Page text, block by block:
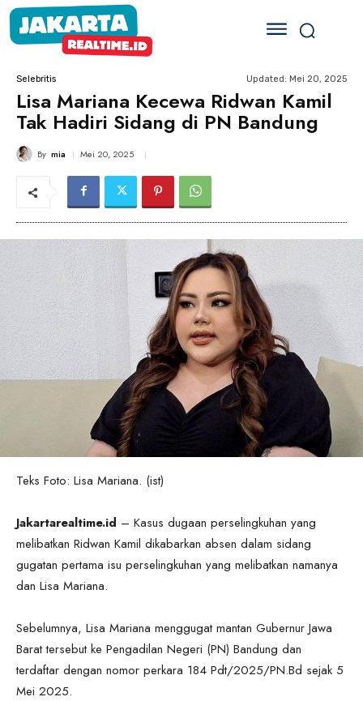
Selebritis Updated: Mei 20, 2025
Lisa Mariana Kecewa Ridwan Kamil
Tak Hadiri Sidang di PN Bandung
By mia Mei 20, 2025
Teks Foto: Lisa Mariana. (ist)
Jakartarealtime.id – Kasus dugaan perselingkuhan yang
melibatkan Ridwan Kamil dikabarkan absen dalam sidang
gugatan pertama isu perselingkuhan yang melibatkan namanya
dan Lisa Mariana.
Sebelumnya, Lisa Mariana menggugat mantan Gubernur Jawa
Barat tersebut ke Pengadilan Negeri (PN) Bandung dan
terdaftar dengan nomor perkara 184 Pdt/2025/PN.Bd sejak 5
Mei 2025.